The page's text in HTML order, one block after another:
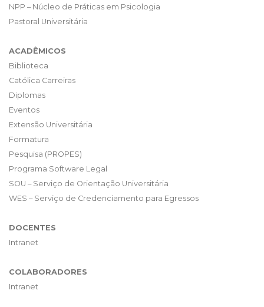
NPP – Núcleo de Práticas em Psicologia
Pastoral Universitária
ACADÊMICOS
Biblioteca
Católica Carreiras
Diplomas
Eventos
Extensão Universitária
Formatura
Pesquisa (PROPES)
Programa Software Legal
SOU – Serviço de Orientação Universitária
WES – Serviço de Credenciamento para Egressos
DOCENTES
Intranet
COLABORADORES
Intranet